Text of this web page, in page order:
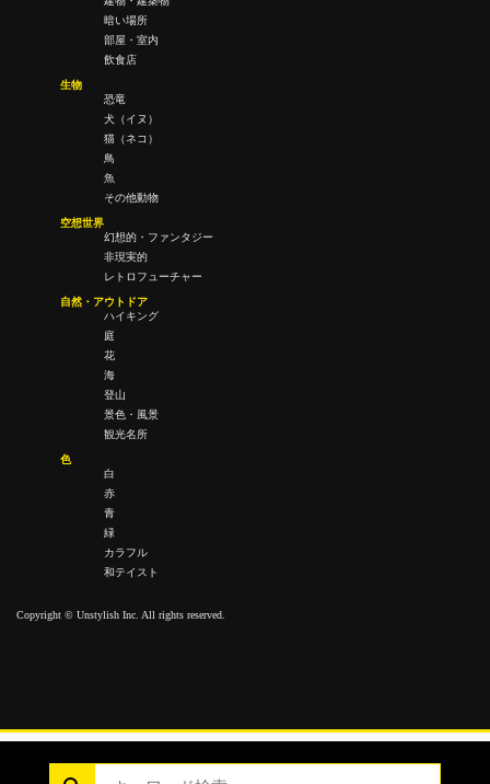
暗い場所
部屋・室内
飲食店
生物
恐竜
犬（イヌ）
猫（ネコ）
鳥
魚
その他動物
空想世界
幻想的・ファンタジー
非現実的
レトロフューチャー
自然・アウトドア
ハイキング
庭
花
海
登山
景色・風景
観光名所
色
白
赤
青
緑
カラフル
和テイスト
Copyright © Unstylish Inc. All rights reserved.